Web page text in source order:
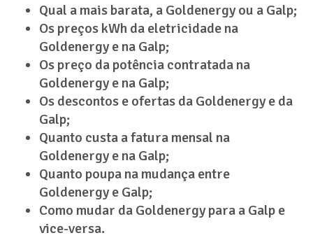
Qual a mais barata, a Goldenergy ou a Galp;
Os preços kWh da eletricidade na
Goldenergy e na Galp;
Os preço da potência contratada na
Goldenergy e na Galp;
Os descontos e ofertas da Goldenergy e da
Galp;
Quanto custa a fatura mensal na
Goldenergy e na Galp;
Quanto poupa na mudança entre
Goldenergy e Galp;
Como mudar da Goldenergy para a Galp e
vice-versa.